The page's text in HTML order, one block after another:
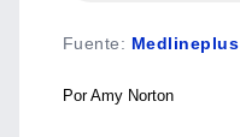
Fuente: Medlineplus
Por Amy Norton